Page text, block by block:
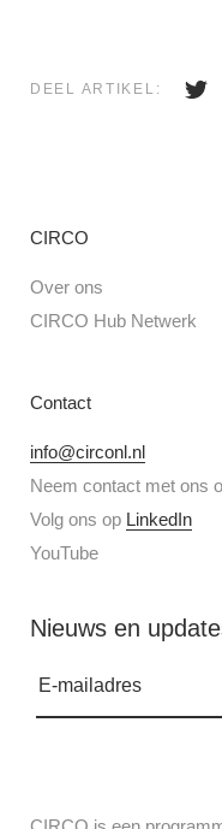
DEEL ARTIKEL:
CIRCO
Over ons
CIRCO Hub Netwerk
Contact
info@circonl.nl
Neem contact met ons
Volg ons op LinkedIn
YouTube
Nieuws en